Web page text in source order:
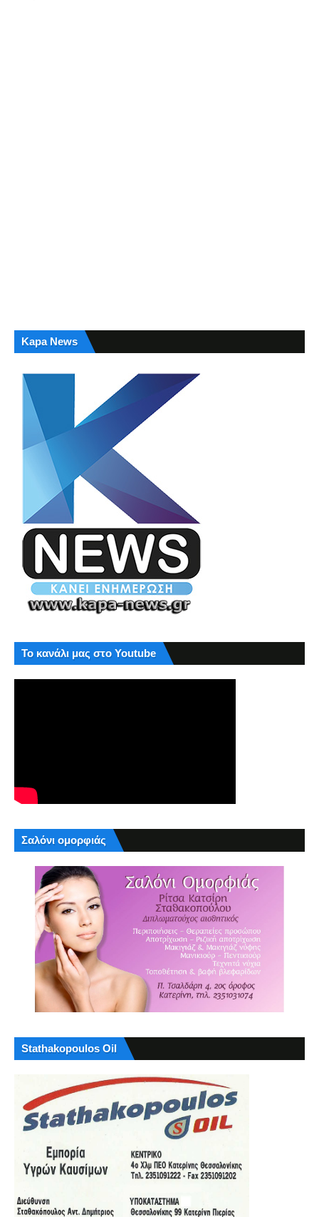
Kapa News
Το κανάλι μας στο Youtube
Σαλόνι ομορφιάς
Stathakopoulos Oil